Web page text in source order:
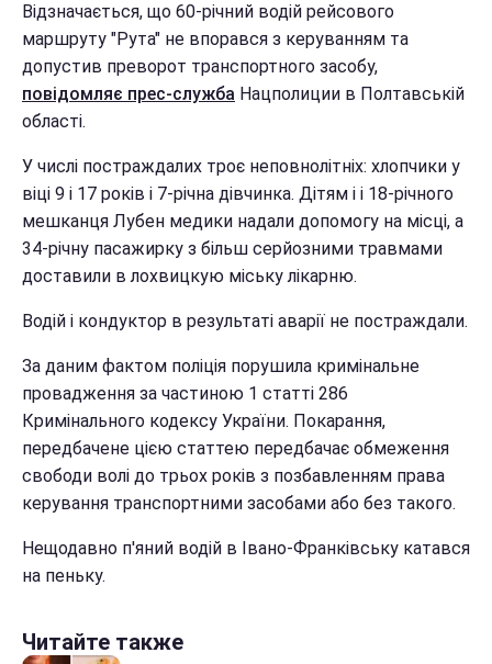
Відзначається, що 60-річний водій рейсового
маршруту "Рута" не впорався з керуванням та
допустив преворот транспортного засобу,
повідомляє прес-служба Нацполиции в Полтавській
області.
У числі постраждалих троє неповнолітніх: хлопчики у
віці 9 і 17 років і 7-річна дівчинка. Дітям і і 18-річного
мешканця Лубен медики надали допомогу на місці, а
34-річну пасажирку з більш серйозними травмами
доставили в лохвицкую міську лікарню.
Водій і кондуктор в результаті аварії не постраждали.
За даним фактом поліція порушила кримінальне
провадження за частиною 1 статті 286
Кримінального кодексу України. Покарання,
передбачене цією статтею передбачає обмеження
свободи волі до трьох років з позбавленням права
керування транспортними засобами або без такого.
Нещодавно п'яний водій в Івано-Франківську катався
на пеньку.
Читайте также